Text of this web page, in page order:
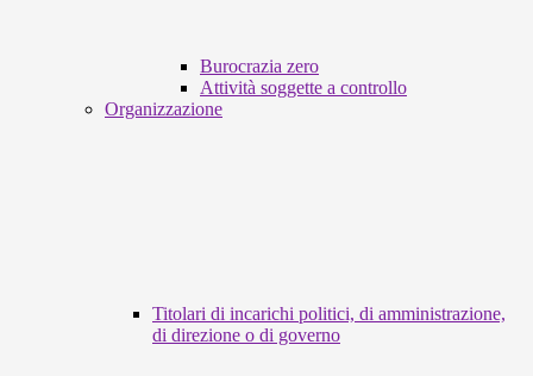
Burocrazia zero
Attività soggette a controllo
Organizzazione
Titolari di incarichi politici, di amministrazione,
di direzione o di governo